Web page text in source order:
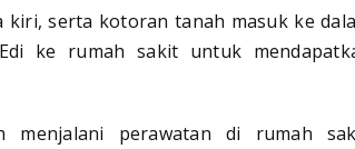
kiri, serta kotoran tanah masuk ke
ke rumah sakit untuk
perawatan di rumah